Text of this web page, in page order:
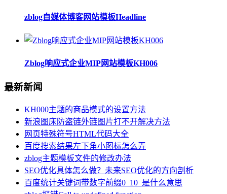
zblog自媒体博客网站模板Headline
Zblog响应式企业MIP网站模板KH006
最新新闻
KH000主题的商品模式的设置方法
新浪图床防盗链外链图片打不开解决方法
网页特殊符号HTML代码大全
百度搜索结果左下角小图标怎么弄
zblog主题模板文件的修改办法
SEO优化具体怎么做？未来SEO优化的方向剖析
百度统计关键词带数字前缀0_10_是什么意思